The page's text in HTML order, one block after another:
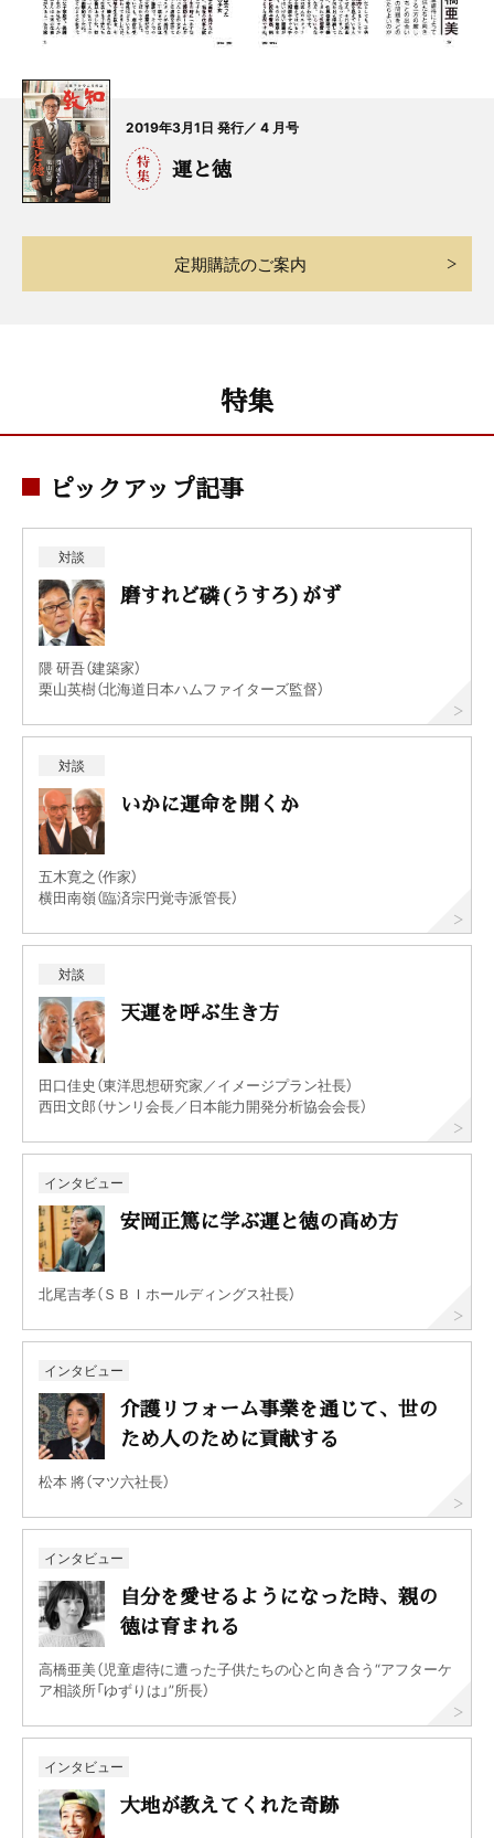
2019年3月1日 発行／ 4 月号
運と徳
定期購読のご案内
特集
ピックアップ記事
対談
磨すれど磷(うすろ)がず
隈 研吾（建築家）
栗山英樹（北海道日本ハムファイターズ監督）
対談
いかに運命を開くか
五木寛之（作家）
横田南嶺（臨済宗円覚寺派管長）
対談
天運を呼ぶ生き方
田口佳史（東洋思想研究家／イメージプラン社長）
西田文郎（サンリ会長／日本能力開発分析協会会長）
インタビュー
安岡正篤に学ぶ運と徳の高め方
北尾吉孝（ＳＢＩホールディングス社長）
インタビュー
介護リフォーム事業を通じて、世の
ため人のために貢献する
松本 將（マツ六社長）
インタビュー
自分を愛せるようになった時、親の
徳は育まれる
高橋亜美（児童虐待に遭った子供たちの心と向き合う“アフターケ
ア相談所「ゆずりは」”所長）
インタビュー
大地が教えてくれた奇跡